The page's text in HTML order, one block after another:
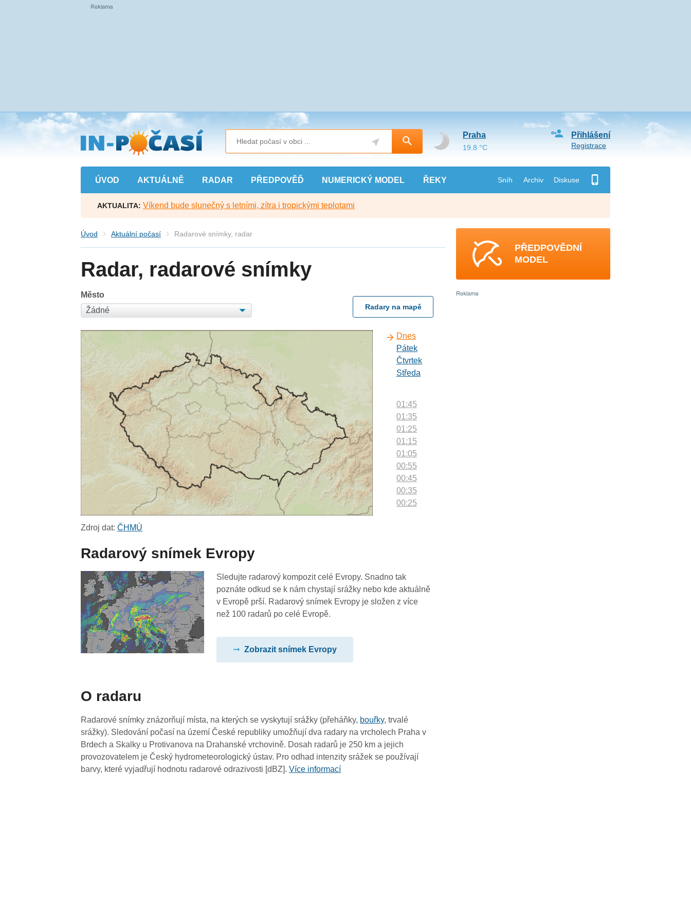
Přejít
na
hlavní
obsah
ÚVOD AKTUÁLNĚ RADAR PŘEDPOVĚĎ NUMERICKÝ MODEL ŘEKY Sníh Archiv Diskuse
Přihlášení
Registrace
Praha
19.8 °C
AKTUALITA: Víkend bude slunečný s letními, zítra i tropickými teplotami
Úvod Aktuální počasí Radarové snímky, radar
Radar, radarové snímky
Město
Radary na mapě
Dnes
Pátek
Čtvrtek
Středa
01:45
01:35
01:25
01:15
01:05
00:55
00:45
00:35
00:25
Zdroj dat:ČHMÚ
Radarový snímek Evropy
Sledujte radarový kompozit celé Evropy. Snadno tak
poznáte odkud se k nám chystají srážky nebo kde aktuálně
v Evropě prší. Radarový snímek Evropy je složen z více
než 100 radarů po celé Evropě.
Zobrazit snímek Evropy
O radaru
Radarové snímky znázorňují místa, na kterých se vyskytují srážky (přeháňky, bouřky, trvalé
srážky). Sledování počasí na území České republiky umožňují dva radary na vrcholech Praha v
Brdech a Skalky u Protivanova na Drahanské vrchovině. Dosah radarů je 250 km a jejich
provozovatelem je Český hydrometeorologický ústav. Pro odhad intenzity srážek se používají
barvy, které vyjadřují hodnotu radarové odrazivosti [dBZ].Více informací
PŘEDPOVĚDNÍ
MODEL